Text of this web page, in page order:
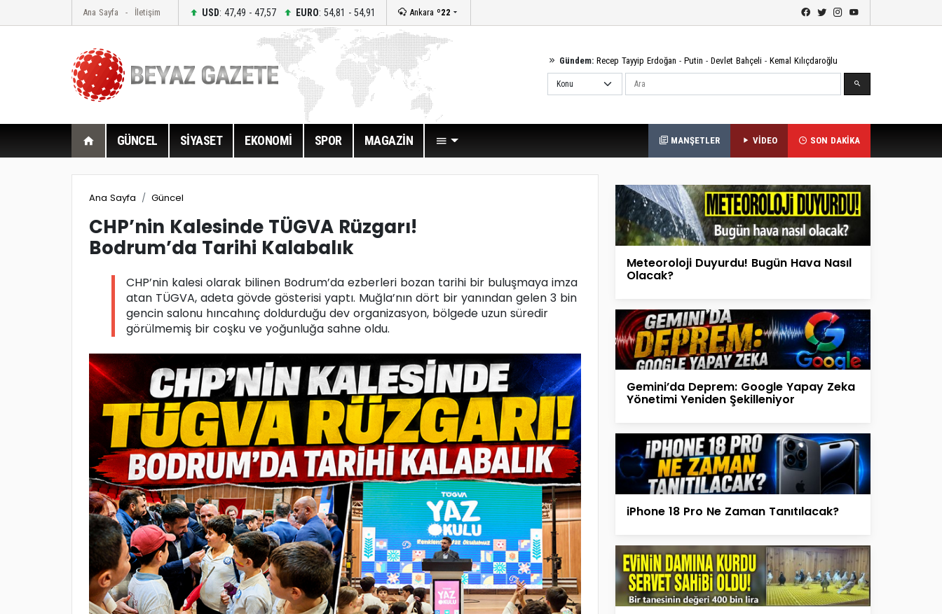
Ana Sayfa İletişim USD: 47,49 - 47,57 EURO: 54,81 - 54,91 Ankara º22
Gündem: Recep Tayyip Erdoğan - Putin - Devlet Bahçeli - Kemal Kılıçdaroğlu
Ara
GÜNCEL SİYASET EKONOMİ SPOR MAGAZİN MANŞETLER VİDEO SON DAKİKA
Ana Sayfa Güncel
CHP’nin Kalesinde TÜGVA Rüzgarı!
Bodrum’da Tarihi Kalabalık
CHP’nin kalesi olarak bilinen Bodrum’da ezberleri bozan tarihi bir buluşmaya imza
atan TÜGVA, adeta gövde gösterisi yaptı. Muğla’nın dört bir yanından gelen 3 bin
gencin salonu hıncahınç doldurduğu dev organizasyon, bölgede uzun süredir
görülmemiş bir coşku ve yoğunluğa sahne oldu.
Meteoroloji Duyurdu! Bugün Hava Nasıl
Olacak?
Gemini’da Deprem: Google Yapay Zeka
Yönetimi Yeniden Şekilleniyor
iPhone 18 Pro Ne Zaman Tanıtılacak?